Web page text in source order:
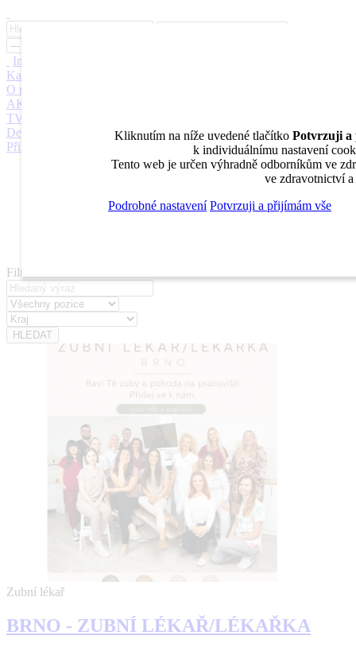
Inzerce
Kariérní poradenství
O nás
AKADEMIE
TV
DentalJobs.cz
search
Přihlásit
Filtrovat
Zubní lékař
BRNO - ZUBNÍ LÉKAŘ/LÉKAŘKA
Kliknutím na níže uvedené tlačítko Potvrzuji a
k individuálnímu nastavení
Tento web je určen výhradně odborníkům ve
ve zdravotnictví
Podrobné nastavení Potvrzuji a přijímám vše